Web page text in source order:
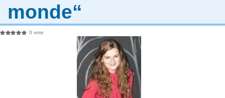
monde“
0 vote